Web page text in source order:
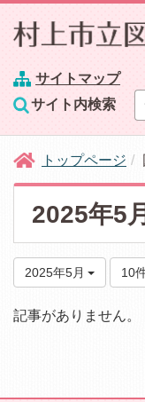
サイトマップ
サイト内検索
トップページ
2025年5
2025年5月 10
記事がありません。